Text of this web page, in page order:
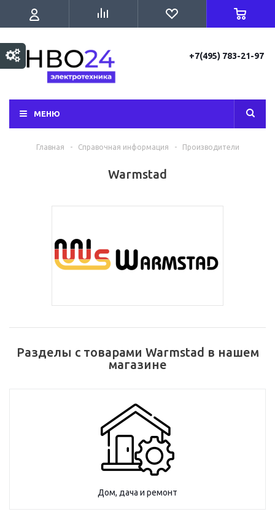
+7(495) 783-21-97
МЕНЮ
Главная - Справочная информация - Производители
Warmstad
Разделы с товарами Warmstad в нашем
магазине
Дом, дача и ремонт